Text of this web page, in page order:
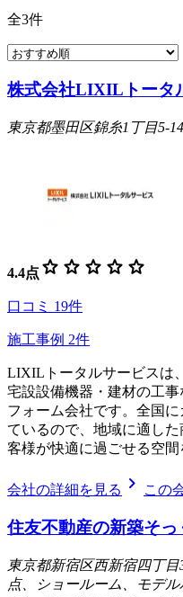
全3件
株式会社LIXILトータ
東京都墨田区錦糸1丁目5-14
4.4点 star star star star star
口コミ 19件
施工事例 2件
LIXILトータルサービスは
宅設設備機器・建材の工
フォーム会社です。全国
ているので、地域に適し
客様が快適に過ごせる空間
会社の詳細を見る chevron_right この
住友不動産の新築そっ
東京都新宿区西新宿四丁
点、ショールーム、モデ